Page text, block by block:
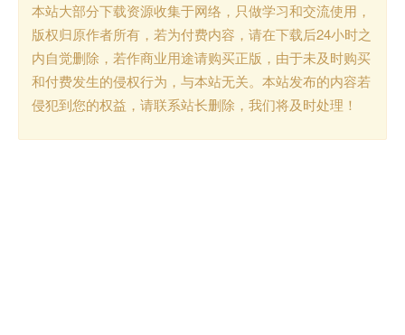
本站大部分下载资源收集于网络，只做学习和交流使用，
版权归原作者所有，若为付费内容，请在下载后24小时之
内自觉删除，若作商业用途请购买正版，由于未及时购买
和付费发生的侵权行为，与本站无关。本站发布的内容若
侵犯到您的权益，请联系站长删除，我们将及时处理！